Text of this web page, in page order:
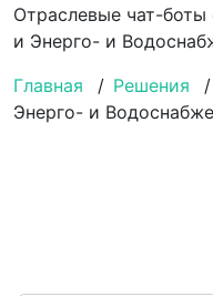
Отраслевые чат-
и Энерго- и
Главная
/ Решения /
Энерго- и